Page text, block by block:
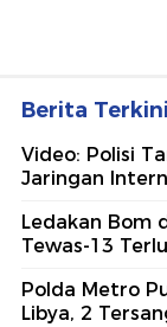
Berita Terkini
Video: Polisi
Jaringan
Ledakan Bom
Tewas-13
Polda Metro
Libya, 2